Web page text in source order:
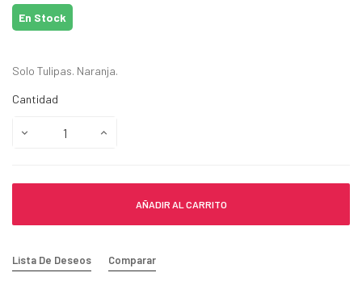
En Stock
Solo Tulipas. Naranja.
Cantidad
AÑADIR AL CARRITO
Lista De Deseos Comparar